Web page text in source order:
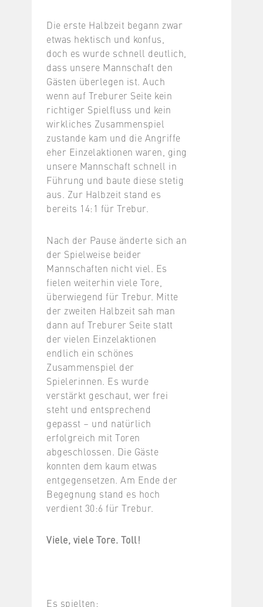
Die erste Halbzeit begann zwar
etwas hektisch und konfus,
doch es wurde schnell deutlich,
dass unsere Mannschaft den
Gästen überlegen ist. Auch
wenn auf Treburer Seite kein
richtiger Spielfluss und kein
wirkliches Zusammenspiel
zustande kam und die Angriffe
eher Einzelaktionen waren, ging
unsere Mannschaft schnell in
Führung und baute diese stetig
aus. Zur Halbzeit stand es
bereits 14:1 für Trebur.
Nach der Pause änderte sich an
der Spielweise beider
Mannschaften nicht viel. Es
fielen weiterhin viele Tore,
überwiegend für Trebur. Mitte
der zweiten Halbzeit sah man
dann auf Treburer Seite statt
der vielen Einzelaktionen
endlich ein schönes
Zusammenspiel der
Spielerinnen. Es wurde
verstärkt geschaut, wer frei
steht und entsprechend
gepasst – und natürlich
erfolgreich mit Toren
abgeschlossen. Die Gäste
konnten dem kaum etwas
entgegensetzen. Am Ende der
Begegnung stand es hoch
verdient 30:6 für Trebur.
Viele, viele Tore. Toll!
Es spielten: